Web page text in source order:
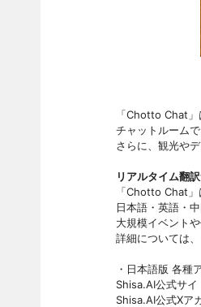
「Chotto Chat
チャットルーム
さらに、観光や
リアルタイム翻
「Chotto Chat
日本語・英語・
大規模イベント
詳細については、
・日本語版 各種
Shisa.AI公式サイ
Shisa.AI公式Xア